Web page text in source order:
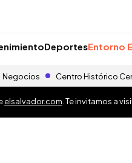
DeportesEntorno
Negocios Centro Histórico
elsalvador.com . Te invitamos a